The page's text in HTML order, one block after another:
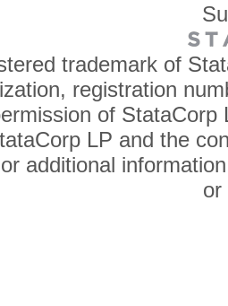
trademark of
registration
of
LP and the
additional
or